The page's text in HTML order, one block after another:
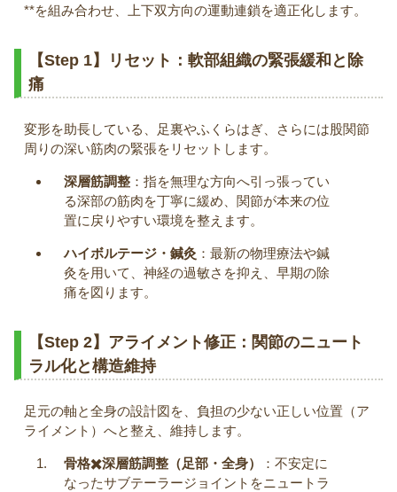
**を組み合わせ、上下双方向の運動連鎖を適正化します。
【Step 1】リセット：軟部組織の緊張緩和と除
痛
変形を助長している、足裏やふくらはぎ、さらには股関節
周りの深い筋肉の緊張をリセットします。
深層筋調整 ：指を無理な方向へ引っ張ってい
る深部の筋肉を丁寧に緩め、関節が本来の位
置に戻りやすい環境を整えます。
ハイボルテージ・鍼灸 ：最新の物理療法や鍼
灸を用いて、神経の過敏さを抑え、早期の除
痛を図ります。
【Step 2】アライメント修正：関節のニュート
ラル化と構造維持
足元の軸と全身の設計図を、負担の少ない正しい位置（ア
ライメント）へと整え、維持します。
骨格✖️深層筋調整（足部・全身）
：不安定に
なったサブテーラージョイントをニュートラ